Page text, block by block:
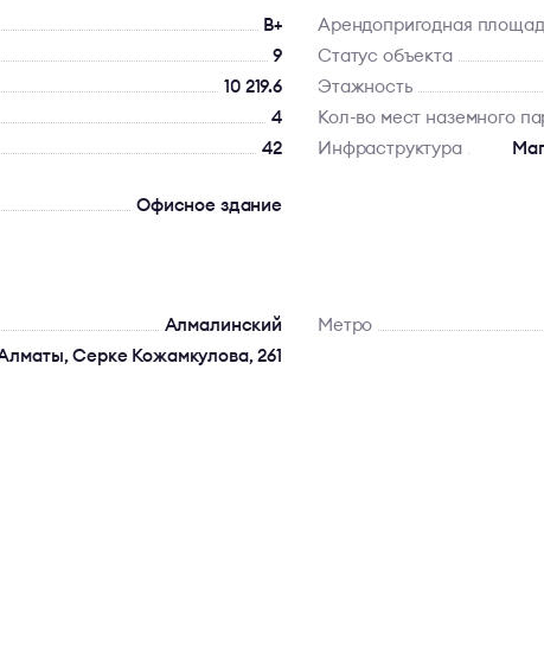
B+ Арендопригодная
9 Статус объекта
10 219.6 Этажность
4 Кол-во мест наземного
42 Инфраструктура
Офисное здание
Алмалинский Метро
Серке Кожамкулова, 261